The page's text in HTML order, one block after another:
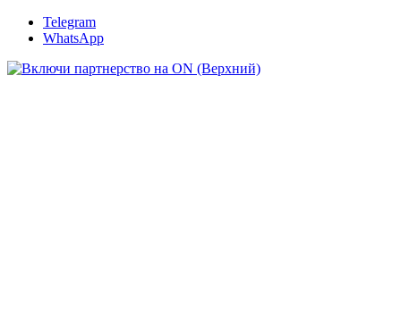
Telegram
WhatsApp